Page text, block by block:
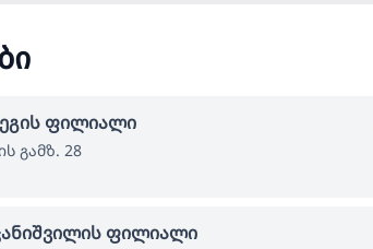
ფილიალი
გამზ. 28
ფილიალი